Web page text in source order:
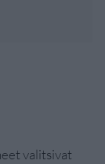
valitsivat